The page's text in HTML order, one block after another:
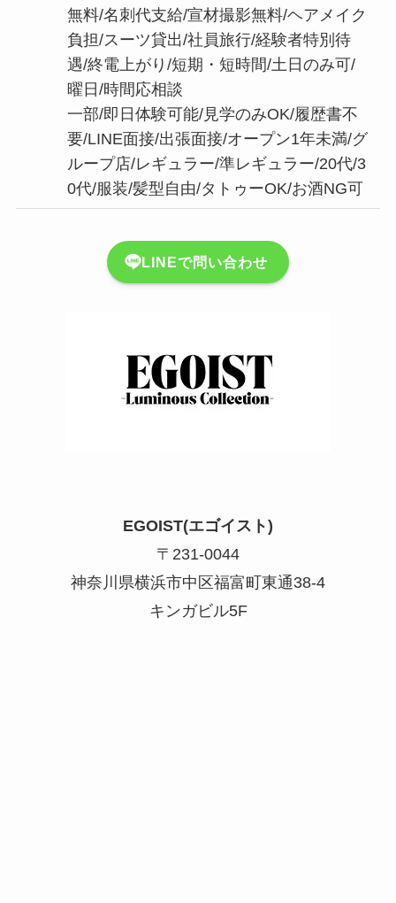
無料/名刺代支給/宣材撮影無料/ヘアメイク
負担/スーツ貸出/社員旅行/経験者特別待
遇/終電上がり/短期・短時間/土日のみ可/
曜日/時間応相談
一部/即日体験可能/見学のみOK/履歴書不
要/LINE面接/出張面接/オープン1年未満/グ
ループ店/レギュラー/準レギュラー/20代/3
0代/服装/髪型自由/タトゥーOK/お酒NG可
LINEで問い合わせ
EGOIST(エゴイスト)
〒231-0044
神奈川県横浜市中区福富町東通38-4
キンガビル5F